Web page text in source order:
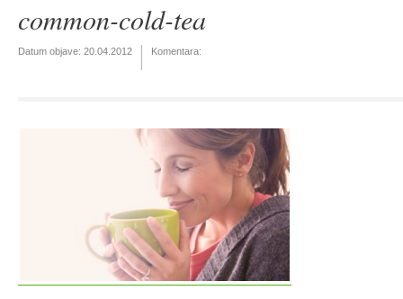
common-cold-tea
Datum objave: 20.04.2012 Komentara: